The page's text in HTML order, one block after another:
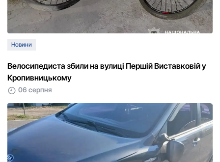
Новини
Велосипедиста збили на вулиці Першій Виставковій у
Кропивницькому
06 серпня